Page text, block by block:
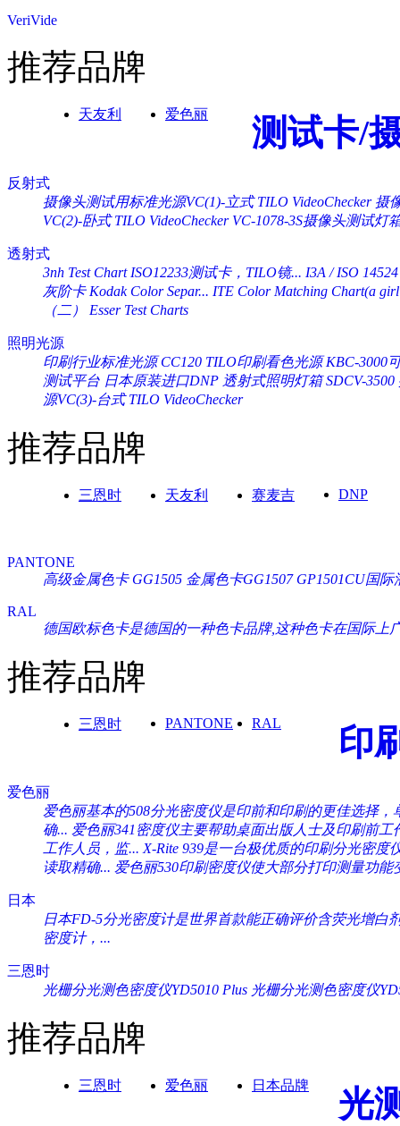
VeriVide
推荐品牌
天友利 爱色丽 测试卡/
反射式
摄像头测试用标准光源VC(1)-立式 TILO VideoChecker 摄
VC(2)-卧式 TILO VideoChecker VC-1078-3S摄像头测试灯
透射式
3nh Test Chart ISO12233测试卡，TILO镜... I3A / ISO
灰阶卡 Kodak Color Separ... ITE Color Matching Chart(a
（二） Esser Test Charts
照明光源
印刷行业标准光源 CC120 TILO印刷看色光源 KBC-3000
测试平台 日本原装进口DNP 透射式照明灯箱 SDCV-3500
源VC(3)-台式 TILO VideoChecker
推荐品牌
三恩时 天友利 赛麦吉 DNP
PANTONE
高级金属色卡 GG1505 金属色卡GG1507 GP1501CU国
RAL
德国欧标色卡是德国的一种色卡品牌,这种色卡在国际上
推荐品牌
三恩时 PANTONE RAL 印
爱色丽
爱色丽基本的508分光密度仪是印前和印刷的更佳选择，
确... 爱色丽341密度仪主要帮助桌面出版人士及印刷前工
工作人员，监... X-Rite 939是一台极优质的印刷分光密度
读取精确... 爱色丽530印刷密度仪使大部分打印测量功能
日本
日本FD-5分光密度计是世界首款能正确评价含荧光增白
密度计，...
三恩时
光栅分光测色密度仪YD5010 Plus 光栅分光测色密度仪
推荐品牌
三恩时 爱色丽 日本品牌 光